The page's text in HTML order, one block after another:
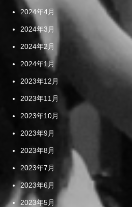
2024年4月
2024年3月
2024年2月
2024年1月
2023年12月
2023年11月
2023年10月
2023年9月
2023年8月
2023年7月
2023年6月
2023年5月